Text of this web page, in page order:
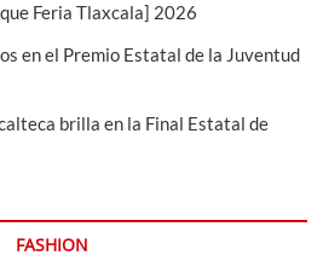
Feria Tlaxcala] 2026
en el Premio Estatal de la Juventud
brilla en la Final Estatal de
FASHION